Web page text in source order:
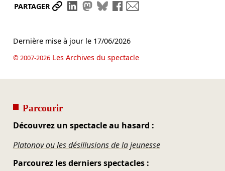
PARTAGER Partager le lien
Partager sur LinkedIn
Partager sur Mastodon
Partager sur Bluesky
Partager sur Facebook
Dernière mise à jour le 17/06/2026
© 2007-2026Les Archives du spectacle
Parcourir
Découvrez un spectacle au hasard :
Platonov ou les désillusions de la jeunesse
Parcourez les derniers spectacles :